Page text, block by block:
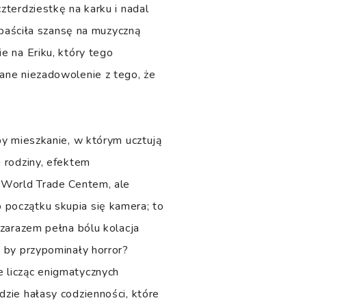
na karku i nadal
szansę na muzyczną
na Eriku, który tego
niezadowolenie z tego, że
mieszkanie, w którym ucztują
efektem
Trade Centem, ale
skupia się kamera; to
pełna bólu kolacja
przypominały horror?
enigmatycznych
hałasy codzienności, które